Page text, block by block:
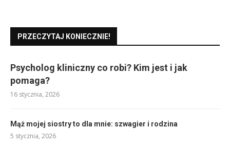
PRZECZYTAJ KONIECZNIE!
Psycholog kliniczny co robi? Kim jest i jak
pomaga?
16 stycznia, 2026
Mąż mojej siostry to dla mnie: szwagier i rodzina
5 stycznia, 2026